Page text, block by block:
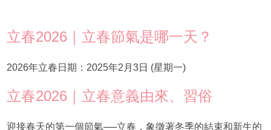
立春2026｜立春節氣是哪一天？
2026年立春日期：2025年2月3日 (星期一)
立春2026｜立春意義由來、習俗
迎接春天的第一個節氣──立春，象徵著冬季的結束和新生的